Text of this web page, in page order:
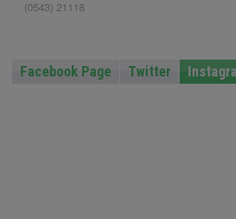
(0543) 21118
Facebook Page Twitter